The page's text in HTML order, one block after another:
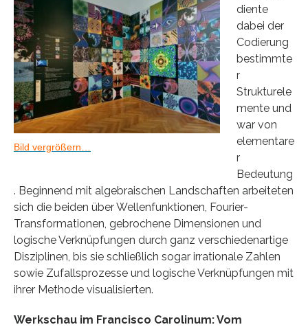
Bild vergrößern…
diente
dabei der
Codierung
bestimmte
r
Strukturele
mente und
war von
elementare
r
Bedeutung
. Beginnend mit algebraischen Landschaften arbeiteten
sich die beiden über Wellenfunktionen, Fourier-
Transformationen, gebrochene Dimensionen und
logische Verknüpfungen durch ganz verschiedenartige
Disziplinen, bis sie schließlich sogar irrationale Zahlen
sowie Zufallsprozesse und logische Verknüpfungen mit
ihrer Methode visualisierten.
Werkschau im Francisco Carolinum: Vom